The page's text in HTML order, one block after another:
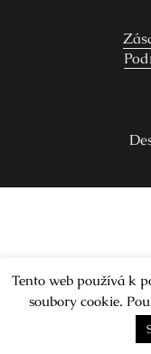
Tento web používá k
soubory cookie.